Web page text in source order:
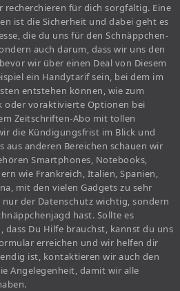
recherchieren für dich sorgfältig. Eine
ist die Sicherheit und dabei geht es
die du uns für den Schnäppchen-
auch darum, dass wir uns den
wir über einen Deal von Diesem
ein Handytarif sein, bei dem im
entstehen können, wie zum
oder voraktivierte Optionen bei
Zeitschriften-Abo mit tollen
die Kündigungsfrist im Blick und
aus anderen Bereichen schauen wir
Smartphones, Notebooks,
wie Frankreich, Italien, Spanien,
mit den vielen Gadgets zu sehr
der Datenschutz wichtig, sondern
hast. Sollte es
dass Du Hilfe brauchst, kannst du uns
erreichen und wir helfen dir
ist, kontaktieren wir auch den
Angelegenheit, damit wir alle